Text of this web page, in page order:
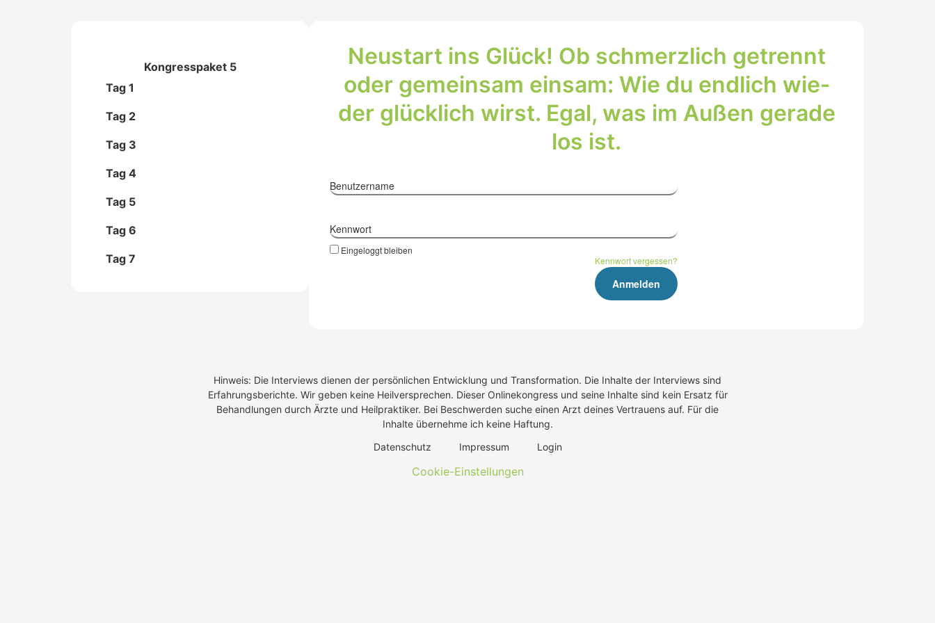
Kongresspaket 5
Tag 1
Tag 2
Tag 3
Tag 4
Tag 5
Tag 6
Tag 7
Neu­start ins Glück! Ob schmerz­lich getrennt
oder gemein­sam ein­sam: Wie du end­lich wie­
der glück­lich wirst. Egal, was im Außen gera­de
los ist.
Benutzername
Kennwort
Eingeloggt bleiben
Kennwort vergessen?
Hinweis: Die Interviews dienen der persönlichen Entwicklung und Transformation. Die Inhalte der Interviews sind
Erfahrungsberichte. Wir geben keine Heilversprechen. Dieser Onlinekongress und seine Inhalte sind kein Ersatz für
Behandlungen durch Ärzte und Heilpraktiker. Bei Beschwerden suche einen Arzt deines Vertrauens auf. Für die
Inhalte übernehme ich keine Haftung.
Daten­schutz
Impres­sum Log­in
Cookie-Einstellungen